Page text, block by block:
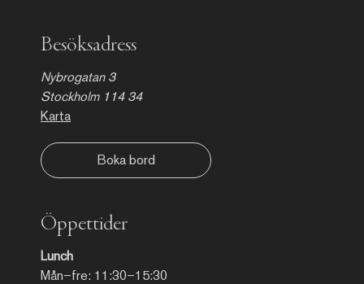
Öppettider
Lunch
Mån–fre: 11:30–15:30
Besöksadress
Nybrogatan 3
Stockholm 114 34
Karta
Boka bord